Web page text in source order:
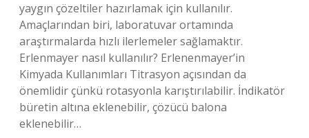
yaygın çözeltiler hazırlamak için kullanılır.
Amaçlarından biri, laboratuvar ortamında
araştırmalarda hızlı ilerlemeler sağlamaktır.
Erlenmayer nasıl kullanılır? Erlenenmayer’in
Kimyada Kullanımları Titrasyon açısından da
önemlidir çünkü rotasyonla karıştırılabilir. İndikatör
büretin altına eklenebilir, çözücü balona
eklenebilir…